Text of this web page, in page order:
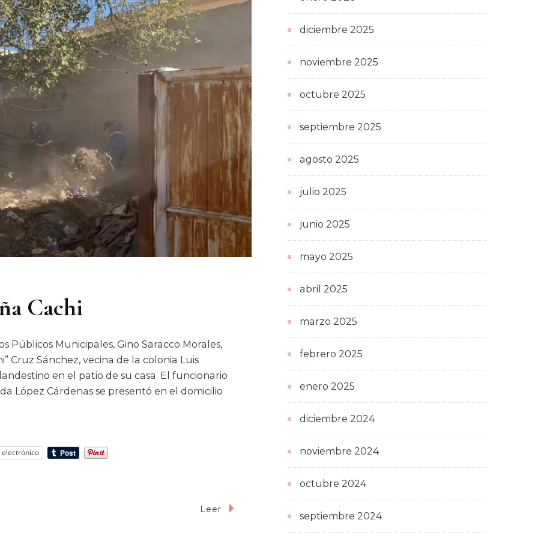
Cachi
Públicos Municipales, Gino Saracco Morales,
Cruz Sánchez, vecina de la colonia Luis
en el patio de su casa. El funcionario
López Cárdenas se presentó en el domicilio
Leer
diciembre 2025
noviembre 2025
octubre 2025
septiembre 2025
agosto 2025
julio 2025
junio 2025
mayo 2025
abril 2025
marzo 2025
febrero 2025
enero 2025
diciembre 2024
noviembre 2024
octubre 2024
septiembre 2024